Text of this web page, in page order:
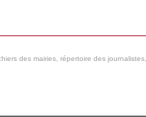
des mairies, répertoire des